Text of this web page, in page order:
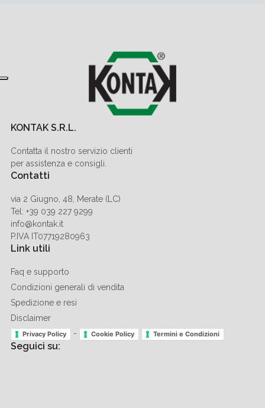
KONTAK S.R.L.
Contatta il nostro servizio clienti
per assistenza e consigli.
Contatti
via 2 Giugno, 48, Merate (LC)
Tel: +39 039 227 9299
info@kontak.it
P.IVA IT07719280963
Link utili
Faq e supporto
Condizioni generali di vendita
Spedizione e resi
Disclaimer
Privacy Policy - Cookie Policy Termini e Condizioni
Seguici su: